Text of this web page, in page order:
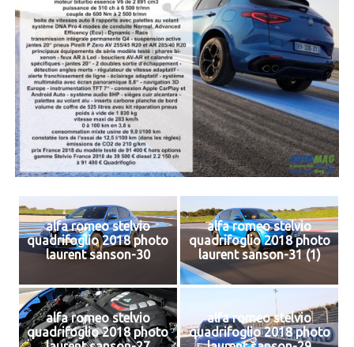
alfa romeo stelvio
quadrifoglio 2018 photo
laurent sanson-30
alfa romeo stelvio
quadrifoglio 2018 photo
laurent sanson-31 (1)
alfa romeo stelvio
quadrifoglio 2018 photo
alfa romeo stelvio
quadrifoglio 2018 photo